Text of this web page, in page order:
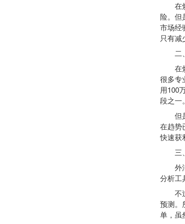
在炒
险。但
市场经
只有减
二、
在炒
很多专
用100
段之一。
但是
在趋势
快速获
三、
外汇
分析工
不过
预测。
单，虽